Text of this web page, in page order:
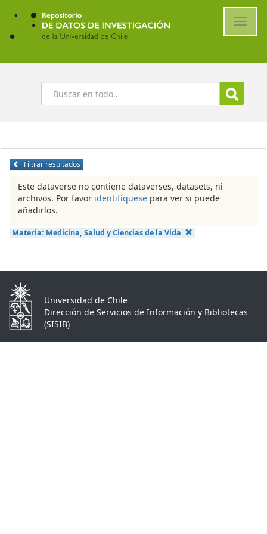
Ir
contenido
principal
Buscar
Filtrar resultados
Este dataverse no contiene dataverses, datasets, ni
archivos. Por favor identifíquese para ver si puede
añadirlos.
Materia: Medicina, Salud y Ciencias de la Vida
Universidad de Chile
Dirección de Servicios de Información y Bibliotecas
(SISIB)